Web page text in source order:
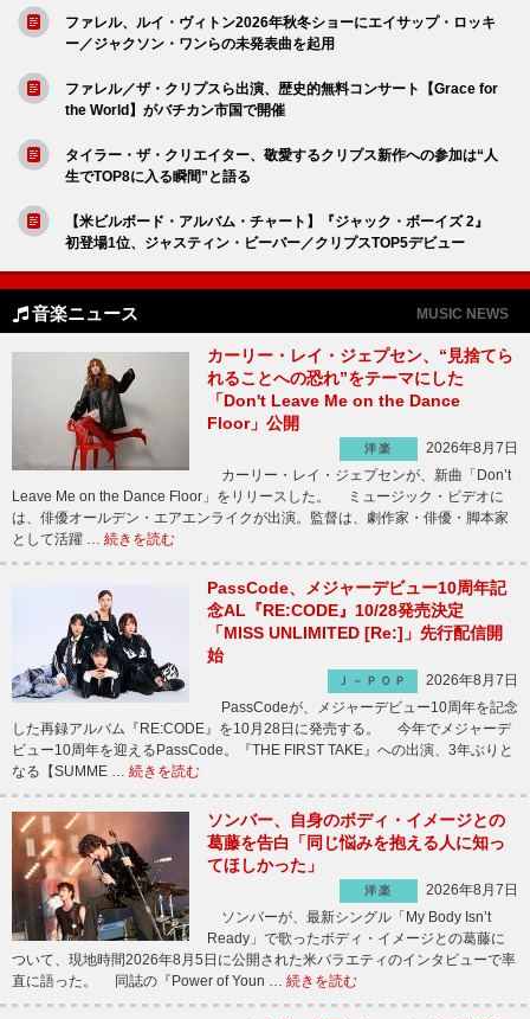
ファレル、ルイ・ヴィトン2026年秋冬ショーにエイサップ・ロッキ
ー／ジャクソン・ワンらの未発表曲を起用
ファレル／ザ・クリプスら出演、歴史的無料コンサート【Grace for
the World】がバチカン市国で開催
タイラー・ザ・クリエイター、敬愛するクリプス新作への参加は“人
生でTOP8に入る瞬間”と語る
【米ビルボード・アルバム・チャート】『ジャック・ボーイズ 2』
初登場1位、ジャスティン・ビーバー／クリプスTOP5デビュー
音楽ニュース MUSIC NEWS
カーリー・レイ・ジェプセン、“見捨てら
れることへの恐れ”をテーマにした
「Don't Leave Me on the Dance
Floor」公開
洋楽
2026年8月7日
カーリー・レイ・ジェプセンが、新曲「Don’t
Leave Me on the Dance Floor」をリリースした。 ミュージック・ビデオに
は、俳優オールデン・エアエンライクが出演。監督は、劇作家・俳優・脚本家
として活躍 … 続きを読む
PassCode、メジャーデビュー10周年記
念AL『RE:CODE』10/28発売決定
「MISS UNLIMITED [Re:]」先行配信開
始
Ｊ－ＰＯＰ
2026年8月7日
PassCodeが、メジャーデビュー10周年を記念
した再録アルバム『RE:CODE』を10月28日に発売する。 今年でメジャーデ
ビュー10周年を迎えるPassCode。『THE FIRST TAKE』への出演、3年ぶりと
なる【SUMME … 続きを読む
ソンバー、自身のボディ・イメージとの
葛藤を告白「同じ悩みを抱える人に知っ
てほしかった」
洋楽
2026年8月7日
ソンバーが、最新シングル「My Body Isn’t
Ready」で歌ったボディ・イメージとの葛藤に
ついて、現地時間2026年8月5日に公開された米バラエティのインタビューで率
直に語った。 同誌の『Power of Youn … 続きを読む